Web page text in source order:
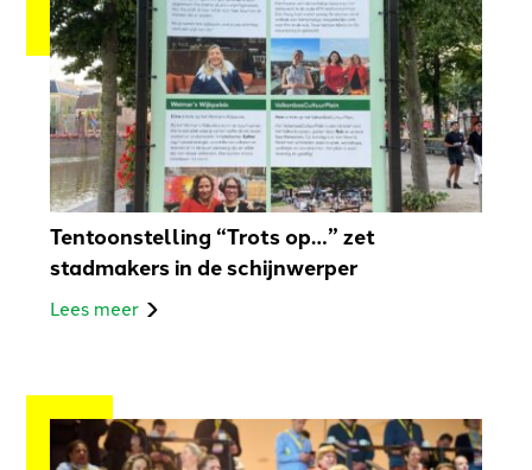
Tentoonstelling “Trots op…” zet
stadmakers in de schijnwerper
Lees meer